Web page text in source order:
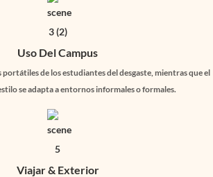
Uso Del Campus
de los estudiantes del desgaste, mientras que el
se adapta a entornos informales o formales.
Viajar & Exterior